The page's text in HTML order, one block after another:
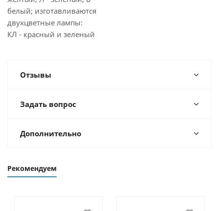
белый; изготавливаются
двухцветные лампы:
КЛ - красный и зеленый
Отзывы
Задать вопрос
Дополнительно
Рекомендуем